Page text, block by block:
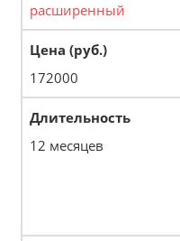
расширенный
172000
12 месяцев